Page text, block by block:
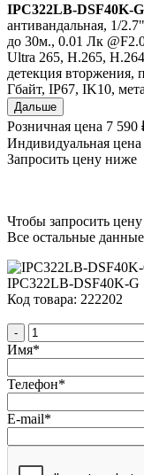
IPC322LB-DSF40K-G
антивандальная, 1/
до 30м., 0.01 Лк
Ultra 265, H.265,
детекция вторжения,
Гбайт, IP67, IK10,
Дальше
Розничная цена 7 590
Индивидуальная цена
Запросить цену ниже
Чтобы запросить
Все остальные
IPC322LB-DSF40K-G
Код товара: 222202
-
Имя*
Телефон*
E-mail*